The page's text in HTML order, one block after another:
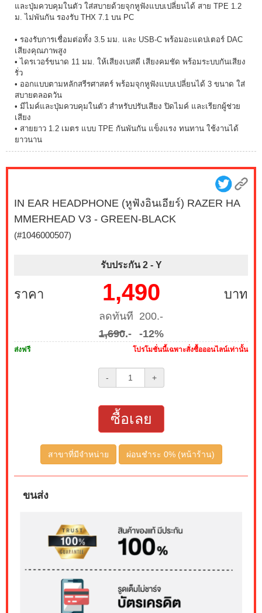
และปุ่มควบคุมในตัว ใส่สบายด้วยจุกหูฟังแบบเปลี่ยนได้ สาย TPE 1.2
ม. ไม่พันกัน รองรับ THX 7.1 บน PC
• รองรับการเชื่อมต่อทั้ง 3.5 มม. และ USB-C พร้อมอะแดปเตอร์ DAC
เสียงคุณภาพสูง
• ไดรเวอร์ขนาด 11 มม. ให้เสียงเบสดี เสียงคมชัด พร้อมระบบกันเสียง
รั่ว
• ออกแบบตามหลักสรีรศาสตร์ พร้อมจุกหูฟังแบบเปลี่ยนได้ 3 ขนาด ใส่
สบายตลอดวัน
• มีไมค์และปุ่มควบคุมในตัว สำหรับปรับเสียง ปิดไมค์ และเรียกผู้ช่วย
เสียง
• สายยาว 1.2 เมตร แบบ TPE กันพันกัน แข็งแรง ทนทาน ใช้งานได้
ยาวนาน
IN EAR HEADPHONE (หูฟังอินเอียร์) RAZER HA
MMERHEAD V3 - GREEN-BLACK
(#1046000507)
รับประกัน 2 - Y
ราคา บาท
1,490
ลดทันที 200.-
1,690.- -12%
ส่งฟรี โปรโมชั่นนี้เฉพาะสั่งซื้อออนไลน์เท่านั้น
- +
ซื้อเลย
สาขาที่มีจำหน่าย ผ่อนชำระ 0% (หน้าร้าน)
ขนส่ง